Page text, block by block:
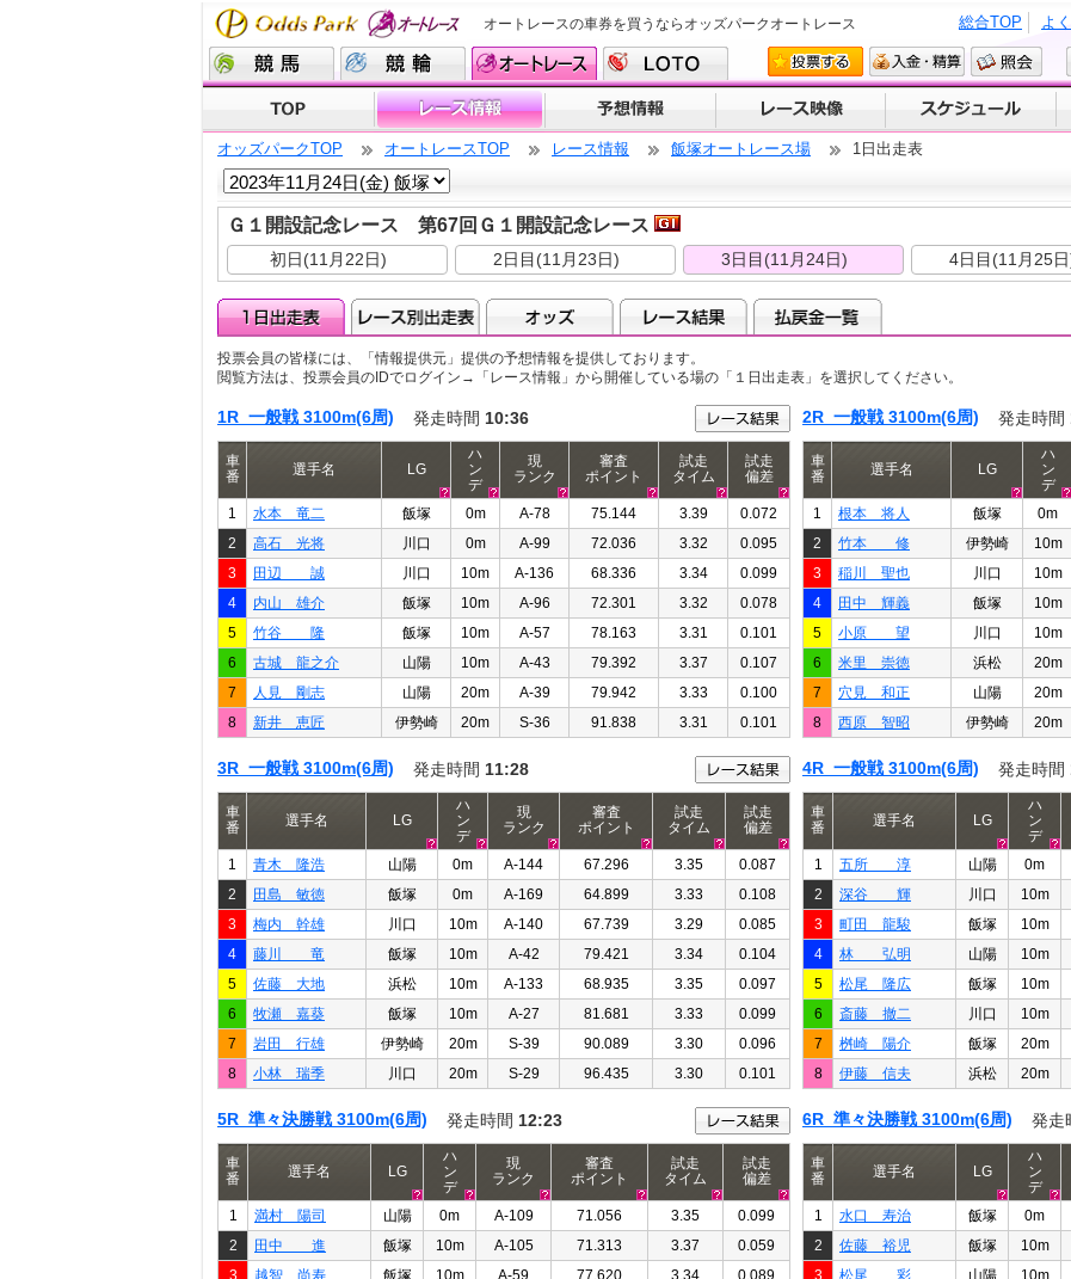
オートレースの車券を買うならオッズパークオートレース よ
総合TOP
オッズパークTOP オートレースTOP レース情報 飯塚オートレース場 1日出走表
Ｇ１開設記念レース 第67回Ｇ１開設記念レース
初日(11月22日) 2日目(11月23日) 3日目(11月24日) 4日目(11月25
投票会員の皆様には、「情報提供元」提供の予想情報を提供しております。
閲覧方法は、投票会員のIDでログイン→「レース情報」から開催している場の「１日出走表」を選択してください。
1R 一般戦 3100m(6周) 発走時間 10:36
車
番
選手名 LG
ハ
ン
デ
現
ランク
審査
ポイント
試走
タイム
試走
偏差
1 水本 竜二 飯塚 0m A-78 75.144 3.39 0.072
2 高石 光将 川口 0m A-99 72.036 3.32 0.095
3 田辺 誠 川口 10m A-136 68.336 3.34 0.099
4 内山 雄介 飯塚 10m A-96 72.301 3.32 0.078
5 竹谷 隆 飯塚 10m A-57 78.163 3.31 0.101
6 古城 龍之介 山陽 10m A-43 79.392 3.37 0.107
7 人見 剛志 山陽 20m A-39 79.942 3.33 0.100
8 新井 恵匠 伊勢崎 20m S-36 91.838 3.31 0.101
2R 一般戦 3100m(6周) 発走時間
車
番
選手名 LG
ハ
ン
デ
1 根本 将人 飯塚 0m
2 竹本 修 伊勢崎 10m
3 稲川 聖也 川口 10m
4 田中 輝義 飯塚 10m
5 小原 望 川口 10m
6 米里 崇徳 浜松 20m
7 穴見 和正 山陽 20m
8 西原 智昭 伊勢崎 20m
3R 一般戦 3100m(6周) 発走時間 11:28
車
番
選手名 LG
ハ
ン
デ
現
ランク
審査
ポイント
試走
タイム
試走
偏差
1 青木 隆浩 山陽 0m A-144 67.296 3.35 0.087
2 田島 敏徳 飯塚 0m A-169 64.899 3.33 0.108
3 梅内 幹雄 川口 10m A-140 67.739 3.29 0.085
4 藤川 竜 飯塚 10m A-42 79.421 3.34 0.104
5 佐藤 大地 浜松 10m A-133 68.935 3.35 0.097
6 牧瀬 嘉葵 飯塚 10m A-27 81.681 3.33 0.099
7 岩田 行雄 伊勢崎 20m S-39 90.089 3.30 0.096
8 小林 瑞季 川口 20m S-29 96.435 3.30 0.101
4R 一般戦 3100m(6周) 発走時間
車
番
選手名 LG
ハ
ン
デ
1 五所 淳 山陽 0m
2 深谷 輝 川口 10m
3 町田 龍駿 飯塚 10m
4 林 弘明 山陽 10m
5 松尾 隆広 飯塚 10m
6 斎藤 撤二 川口 10m
7 桝崎 陽介 飯塚 20m
8 伊藤 信夫 浜松 20m
5R 準々決勝戦 3100m(6周) 発走時間 12:23
車
番
選手名 LG
ハ
ン
デ
現
ランク
審査
ポイント
試走
タイム
試走
偏差
1 満村 陽司 山陽 0m A-109 71.056 3.35 0.099
2 田中 進 飯塚 10m A-105 71.313 3.37 0.059
3 越智 尚寿 飯塚 10m A-59 77.620 3.34 0.089
6R 準々決勝戦 3100m(6周) 発走
車
番
選手名 LG
ハ
ン
デ
1 水口 寿治 飯塚 0m
2 佐藤 裕児 飯塚 10m
3 松尾 彩 山陽 10m